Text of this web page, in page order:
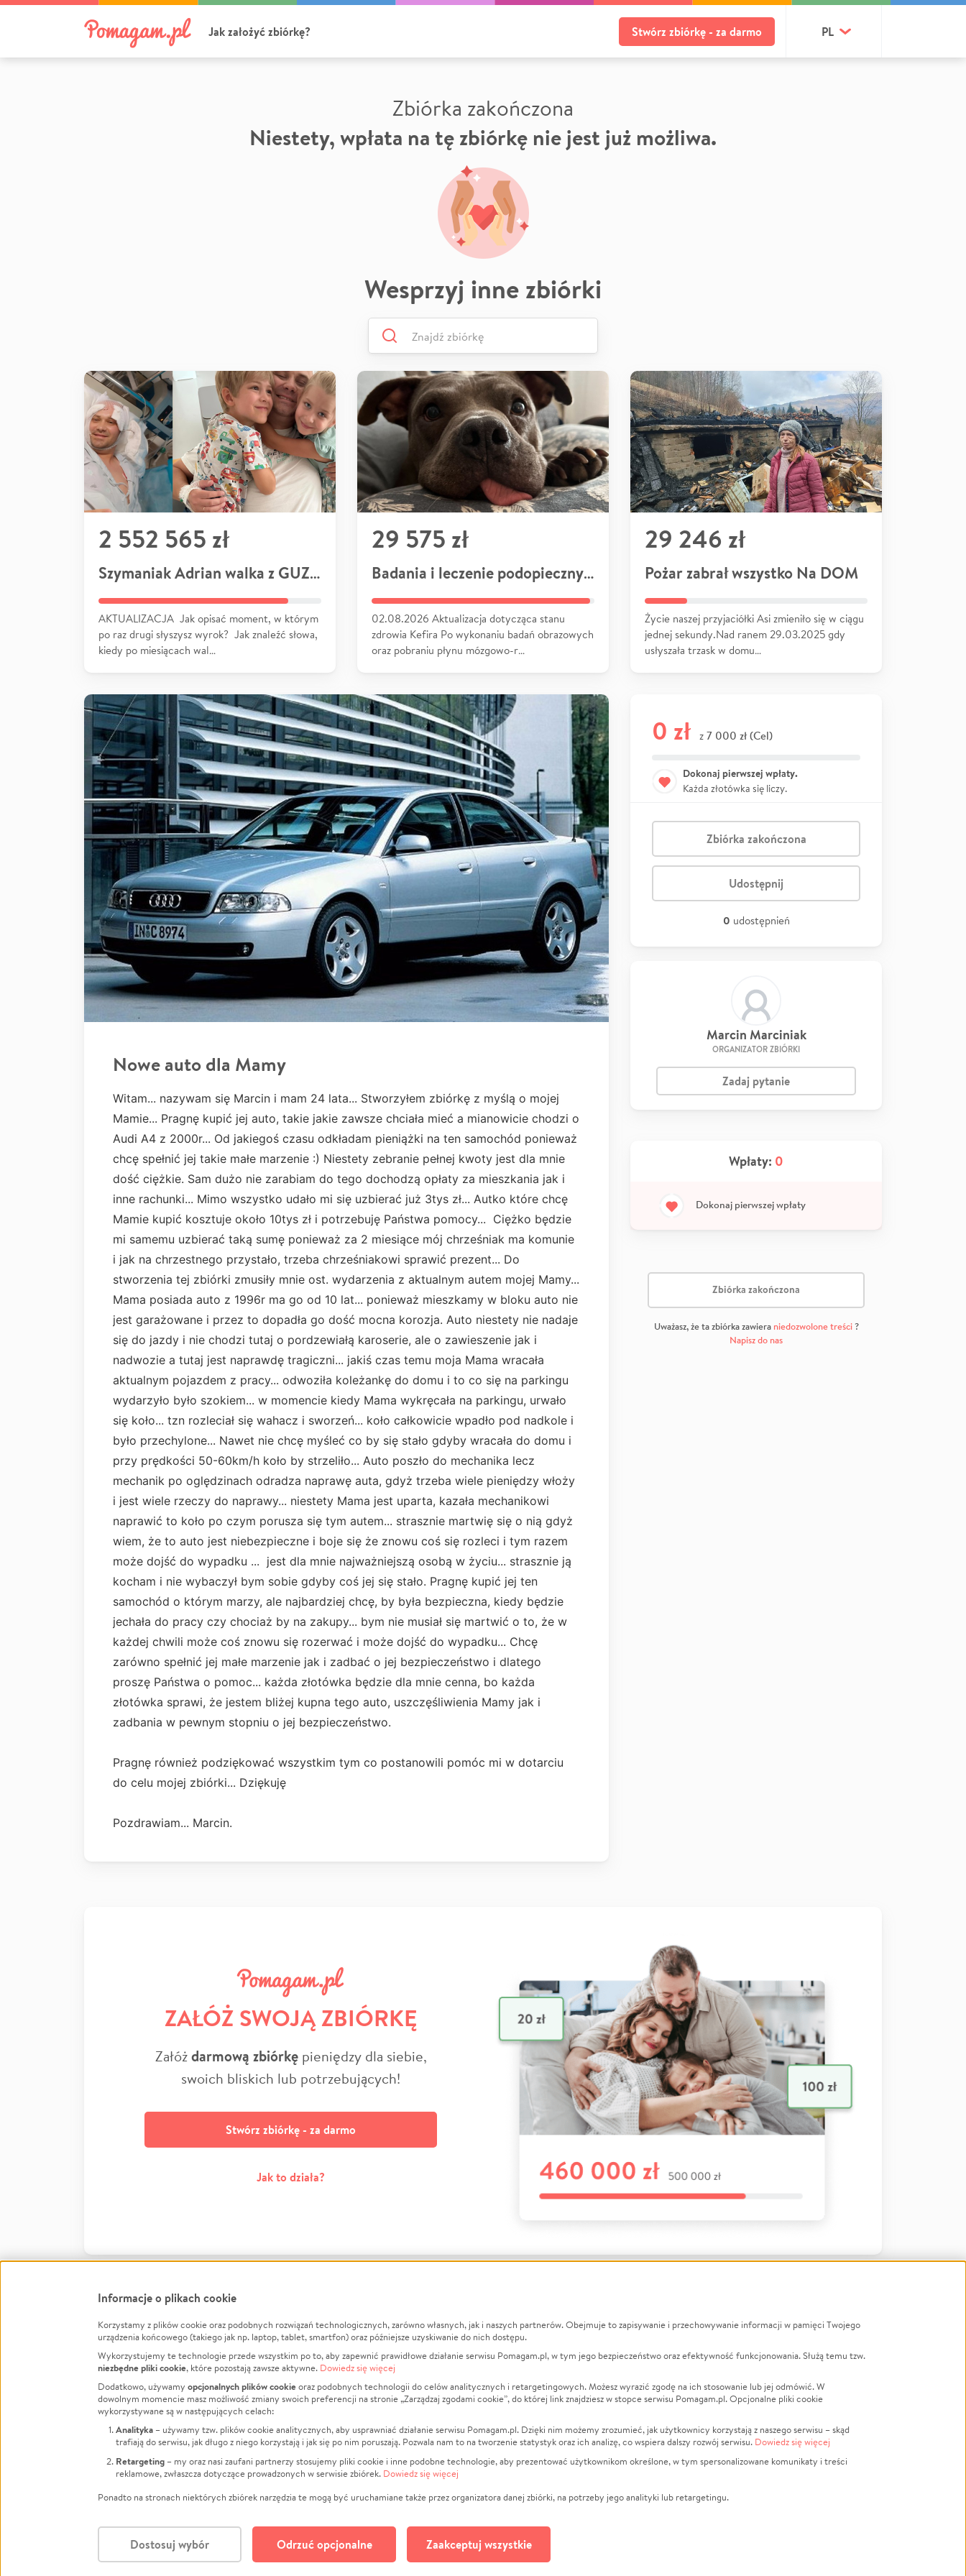
Jak założyć zbiórkę? Stwórz zbiórkę - za darmo PL
Zbiórka zakończona
Niestety, wpłata na tę zbiórkę nie jest już możliwa.
Wesprzyj inne zbiórki
2 552 565 zł
Szymaniak Adrian walka z GUZEM
AKTUALIZACJA Jak opisać moment, w którym
po raz drugi słyszysz wyrok? Jak znaleźć słowa,
kiedy po miesiącach wal…
29 575 zł
Badania i leczenie podopiecznych
02.08.2026 Aktualizacja dotycząca stanu
zdrowia Kefira Po wykonaniu badań obrazowych
oraz pobraniu płynu mózgowo-r…
29 246 zł
Pożar zabrał wszystko Na DOM
Życie naszej przyjaciółki Asi zmieniło się w ciągu
jednej sekundy.Nad ranem 29.03.2025 gdy
usłyszała trzask w domu…
Nowe auto dla Mamy
Witam... nazywam się Marcin i mam 24 lata... Stworzyłem zbiórkę z myślą o mojej
Mamie... Pragnę kupić jej auto, takie jakie zawsze chciała mieć a mianowicie chodzi o
Audi A4 z 2000r... Od jakiegoś czasu odkładam pieniążki na ten samochód ponieważ
chcę spełnić jej takie małe marzenie :) Niestety zebranie pełnej kwoty jest dla mnie
dość ciężkie. Sam dużo nie zarabiam do tego dochodzą opłaty za mieszkania jak i
inne rachunki... Mimo wszystko udało mi się uzbierać już 3tys zł... Autko które chcę
Mamie kupić kosztuje około 10tys zł i potrzebuję Państwa pomocy... Ciężko będzie
mi samemu uzbierać taką sumę ponieważ za 2 miesiące mój chrześniak ma komunie
i jak na chrzestnego przystało, trzeba chrześniakowi sprawić prezent... Do
stworzenia tej zbiórki zmusiły mnie ost. wydarzenia z aktualnym autem mojej Mamy...
Mama posiada auto z 1996r ma go od 10 lat... ponieważ mieszkamy w bloku auto nie
jest garażowane i przez to dopadła go dość mocna korozja. Auto niestety nie nadaje
się do jazdy i nie chodzi tutaj o pordzewiałą karoserie, ale o zawieszenie jak i
nadwozie a tutaj jest naprawdę tragiczni... jakiś czas temu moja Mama wracała
aktualnym pojazdem z pracy... odwoziła koleżankę do domu i to co się na parkingu
wydarzyło było szokiem... w momencie kiedy Mama wykręcała na parkingu, urwało
się koło... tzn rozleciał się wahacz i sworzeń... koło całkowicie wpadło pod nadkole i
było przechylone... Nawet nie chcę myśleć co by się stało gdyby wracała do domu i
przy prędkości 50-60km/h koło by strzeliło... Auto poszło do mechanika lecz
mechanik po oględzinach odradza naprawę auta, gdyż trzeba wiele pieniędzy włoży
i jest wiele rzeczy do naprawy... niestety Mama jest uparta, kazała mechanikowi
naprawić to koło po czym porusza się tym autem... strasznie martwię się o nią gdyż
wiem, że to auto jest niebezpieczne i boje się że znowu coś się rozleci i tym razem
może dojść do wypadku ... jest dla mnie najważniejszą osobą w życiu... strasznie ją
kocham i nie wybaczył bym sobie gdyby coś jej się stało. Pragnę kupić jej ten
samochód o którym marzy, ale najbardziej chcę, by była bezpieczna, kiedy będzie
jechała do pracy czy chociaż by na zakupy... bym nie musiał się martwić o to, że w
każdej chwili może coś znowu się rozerwać i może dojść do wypadku... Chcę
zarówno spełnić jej małe marzenie jak i zadbać o jej bezpieczeństwo i dlatego
proszę Państwa o pomoc... każda złotówka będzie dla mnie cenna, bo każda
złotówka sprawi, że jestem bliżej kupna tego auto, uszczęśliwienia Mamy jak i
zadbania w pewnym stopniu o jej bezpieczeństwo.
Pragnę również podziękować wszystkim tym co postanowili pomóc mi w dotarciu
do celu mojej zbiórki... Dziękuję
Pozdrawiam... Marcin.
0 zł z 7 000 zł (Cel)
Dokonaj pierwszej wpłaty.
Każda złotówka się liczy.
Zbiórka zakończona
Udostępnij
0 udostępnień
Marcin Marciniak
ORGANIZATOR ZBIÓRKI
Zadaj pytanie
Wpłaty: 0
Dokonaj pierwszej wpłaty
Zbiórka zakończona
Uważasz, że ta zbiórka zawiera niedozwolone treści?
Napisz do nas
ZAŁÓŻ SWOJĄ ZBIÓRKĘ
Załóżdarmową zbiórkępieniędzy dla siebie,
swoich bliskich lub potrzebujących!
Stwórz zbiórkę - za darmo
Jak to działa?
FacebookTwitter Instagram
LinkedInTikTok Youtube
Informacje
Jak to działa?
Regulamin
Polityka Prywatności
Kontakt
Porównanie serwisów
Polityka plików cookie
Zarządzaj zgodami cookie
O nas
Opinie
Raporty
Za darmo
Dla NGO
Fundacja Pomagam.pl
Zbieraj na
Leczenie
Zwierzęta
Pożar
Sport
Pomoc Finansowa
Pogrzeb
LGBTQ+
Powódź
Wichura
Religia
Edukacja
Polski
Informacje o plikach cookie
Korzystamy z plików cookie oraz podobnych rozwiązań technologicznych, zarówno własnych, jak i naszych partnerów. Obejmuje to zapisywanie i przechowywanie informacji w pamięci Twojego
urządzenia końcowego (takiego jak np. laptop, tablet, smartfon) oraz późniejsze uzyskiwanie do nich dostępu.
Wykorzystujemy te technologie przede wszystkim po to, aby zapewnić prawidłowe działanie serwisu Pomagam.pl, w tym jego bezpieczeństwo oraz efektywność funkcjonowania. Służą temu tzw.
niezbędne pliki cookie, które pozostają zawsze aktywne. Dowiedz się więcej
Dodatkowo, używamy opcjonalnych plików cookieoraz podobnych technologii do celów analitycznych i retargetingowych. Możesz wyrazić zgodę na ich stosowanie lub jej odmówić. W
dowolnym momencie masz możliwość zmiany swoich preferencji na stronie „Zarządzaj zgodami cookie”, do której link znajdziesz w stopce serwisu Pomagam.pl. Opcjonalne pliki cookie
wykorzystywane są w następujących celach:
Analityka – używamy tzw. plików cookie analitycznych, aby usprawniać działanie serwisu Pomagam.pl. Dzięki nim możemy zrozumieć, jak użytkownicy korzystają z naszego serwisu – skąd
trafiają do serwisu, jak długo z niego korzystają i jak się po nim poruszają. Pozwala nam to na tworzenie statystyk oraz ich analizę, co wspiera dalszy rozwój serwisu. Dowiedz się więcej
Retargeting – my oraz nasi zaufani partnerzy stosujemy pliki cookie i inne podobne technologie, aby prezentować użytkownikom określone, w tym spersonalizowane komunikaty i treści
reklamowe, zwłaszcza dotyczące prowadzonych w serwisie zbiórek. Dowiedz się więcej
Ponadto na stronach niektórych zbiórek narzędzia te mogą być uruchamiane także przez organizatora danej zbiórki, na potrzeby jego analityki lub retargetingu.
Dostosuj wybór Odrzuć opcjonalne Zaakceptuj wszystkie